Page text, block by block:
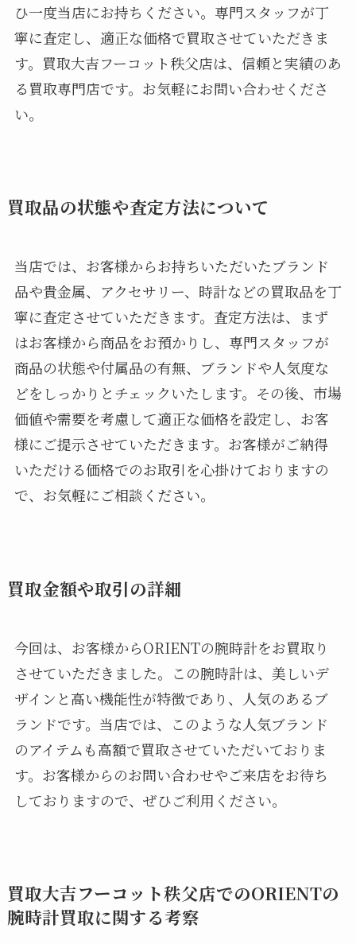
ひ一度当店にお持ちください。専門スタッフが丁
寧に査定し、適正な価格で買取させていただきま
す。買取大吉フーコット秩父店は、信頼と実績のあ
る買取専門店です。お気軽にお問い合わせくださ
い。
買取品の状態や査定方法について
当店では、お客様からお持ちいただいたブランド
品や貴金属、アクセサリー、時計などの買取品を丁
寧に査定させていただきます。査定方法は、まず
はお客様から商品をお預かりし、専門スタッフが
商品の状態や付属品の有無、ブランドや人気度な
どをしっかりとチェックいたします。その後、市場
価値や需要を考慮して適正な価格を設定し、お客
様にご提示させていただきます。お客様がご納得
いただける価格でのお取引を心掛けておりますの
で、お気軽にご相談ください。
買取金額や取引の詳細
今回は、お客様からORIENTの腕時計をお買取り
させていただきました。この腕時計は、美しいデ
ザインと高い機能性が特徴であり、人気のあるブ
ランドです。当店では、このような人気ブランド
のアイテムも高額で買取させていただいておりま
す。お客様からのお問い合わせやご来店をお待ち
しておりますので、ぜひご利用ください。
買取大吉フーコット秩父店でのORIENTの
腕時計買取に関する考察